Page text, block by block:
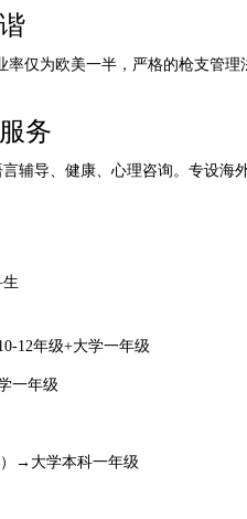
率仅为欧美一半，严格的枪支管
务
辅导、健康、心理咨询。专设
12年级+大学一年级
一年级
→大学本科一年级